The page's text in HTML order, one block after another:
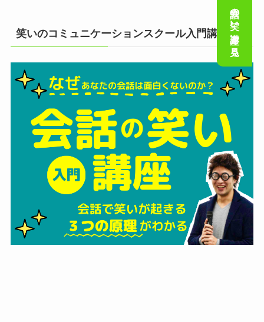
笑いのコミュニケーションスクール入門講座 会話の笑い講座を見る